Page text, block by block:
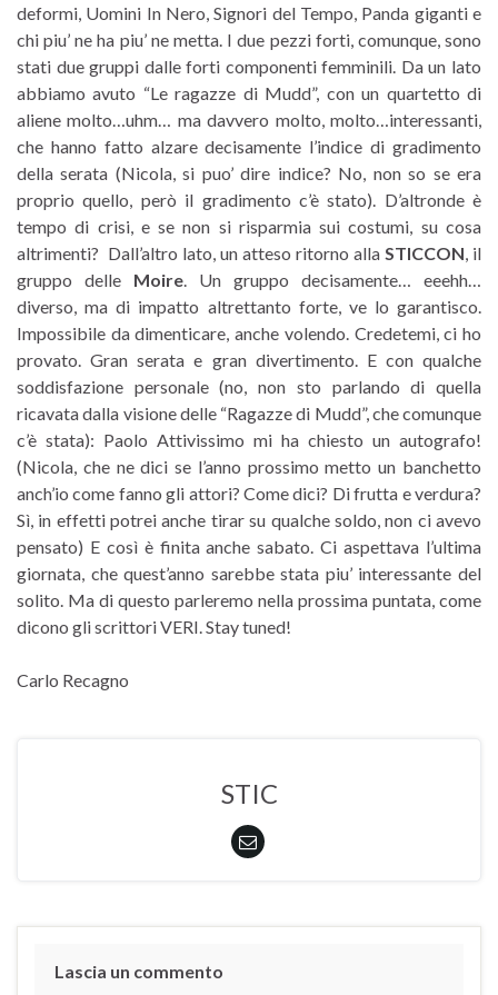
deformi, Uomini In Nero, Signori del Tempo, Panda giganti e
chi piu’ ne ha piu’ ne metta. I due pezzi forti, comunque, sono
stati due gruppi dalle forti componenti femminili. Da un lato
abbiamo avuto “Le ragazze di Mudd”, con un quartetto di
aliene molto…uhm… ma davvero molto, molto…interessanti,
che hanno fatto alzare decisamente l’indice di gradimento
della serata (Nicola, si puo’ dire indice? No, non so se era
proprio quello, però il gradimento c’è stato). D’altronde è
tempo di crisi, e se non si risparmia sui costumi, su cosa
altrimenti? Dall’altro lato, un atteso ritorno alla STICCON , il
gruppo delle Moire . Un gruppo decisamente… eeehh…
diverso, ma di impatto altrettanto forte, ve lo garantisco.
Impossibile da dimenticare, anche volendo. Credetemi, ci ho
provato. Gran serata e gran divertimento. E con qualche
soddisfazione personale (no, non sto parlando di quella
ricavata dalla visione delle “Ragazze di Mudd”, che comunque
c’è stata): Paolo Attivissimo mi ha chiesto un autografo!
(Nicola, che ne dici se l’anno prossimo metto un banchetto
anch’io come fanno gli attori? Come dici? Di frutta e verdura?
Sì, in effetti potrei anche tirar su qualche soldo, non ci avevo
pensato) E così è finita anche sabato. Ci aspettava l’ultima
giornata, che quest’anno sarebbe stata piu’ interessante del
solito. Ma di questo parleremo nella prossima puntata, come
dicono gli scrittori VERI. Stay tuned!
Carlo Recagno
STIC
Lascia un commento